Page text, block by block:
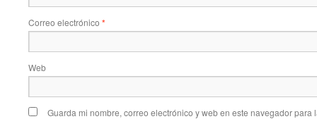
Correo electrónico *
Web
Guarda mi nombre, correo electrónico y web en este navegador para